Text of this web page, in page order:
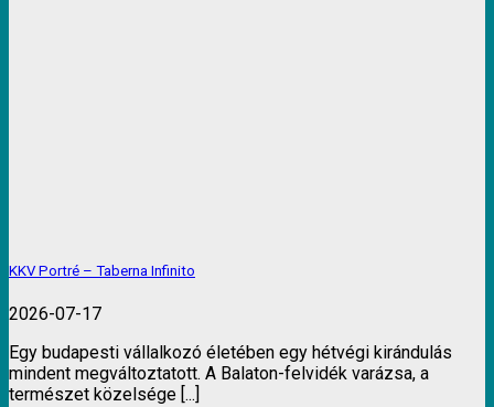
KKV Portré – Taberna Infinito
2026-07-17
Egy budapesti vállalkozó életében egy hétvégi kirándulás
mindent megváltoztatott. A Balaton-felvidék varázsa, a
természet közelsége [...]